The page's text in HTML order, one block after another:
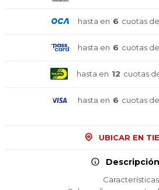
hasta en 6 cuotas de
hasta en 6 cuotas de
hasta en 12 cuotas
hasta en 6 cuotas de
UBICAR EN
Descripción
Características